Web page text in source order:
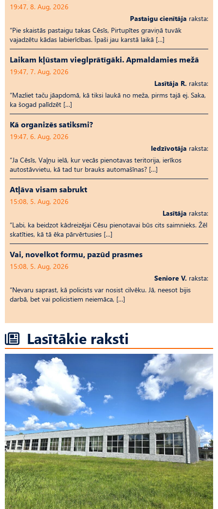
19:47, 8. Aug, 2026
Pastaigu cienītāja raksta:
“Pie skaistās pastaigu takas Cēsīs, Pirtupītes graviņā tuvāk
vajadzētu kādas labierīcības. Īpaši jau karstā laikā […]
Laikam kļūstam vieglprātīgāki. Apmaldamies mežā
19:47, 7. Aug, 2026
Lasītāja R. raksta:
“Mazliet taču jāapdomā, kā tiksi laukā no meža, pirms tajā ej. Saka,
ka šogad palīdzēt […]
Kā organizēs satiksmi?
19:47, 6. Aug, 2026
Iedzīvotāja raksta:
“Ja Cēsīs, Vaļņu ielā, kur vecās pienotavas teritorija, ierīkos
autostāvvietu, kā tad tur brauks automašīnas? […]
Atļāva visam sabrukt
15:08, 5. Aug, 2026
Lasītāja raksta:
“Labi, ka beidzot kādreizējai Cēsu pienotavai būs cits saimnieks. Žēl
skatīties, kā tā ēka pārvērtusies […]
Vai, novelkot formu, pazūd prasmes
15:08, 5. Aug, 2026
Seniore V. raksta:
“Nevaru saprast, kā policists var nosist cilvēku. Jā, neesot bijis
darbā, bet vai policistiem neiemāca, […]
Lasītākie raksti